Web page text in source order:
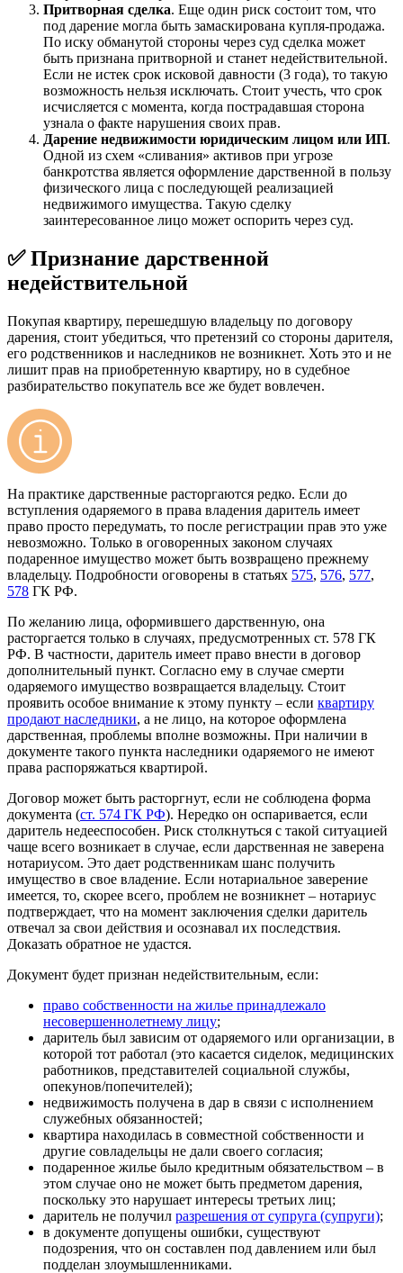
Притворная сделка. Еще один риск состоит том, что
под дарение могла быть замаскирована купля-продажа.
По иску обманутой стороны через суд сделка может
быть признана притворной и станет недействительной.
Если не истек срок исковой давности (3 года), то такую
возможность нельзя исключать. Стоит учесть, что срок
исчисляется с момента, когда пострадавшая сторона
узнала о факте нарушения своих прав.
Дарение недвижимости юридическим лицом или ИП.
Одной из схем «сливания» активов при угрозе
банкротства является оформление дарственной в пользу
физического лица с последующей реализацией
недвижимого имущества. Такую сделку
заинтересованное лицо может оспорить через суд.
✅ Признание дарственной
недействительной
Покупая квартиру, перешедшую владельцу по договору
дарения, стоит убедиться, что претензий со стороны дарителя,
его родственников и наследников не возникнет. Хоть это и не
лишит прав на приобретенную квартиру, но в судебное
разбирательство покупатель все же будет вовлечен.
На практике дарственные расторгаются редко. Если до
вступления одаряемого в права владения даритель имеет
право просто передумать, то после регистрации прав это уже
невозможно. Только в оговоренных законом случаях
подаренное имущество может быть возвращено прежнему
владельцу. Подробности оговорены в статьях 575, 576, 577,
578 ГК РФ.
По желанию лица, оформившего дарственную, она
расторгается только в случаях, предусмотренных ст. 578 ГК
РФ. В частности, даритель имеет право внести в договор
дополнительный пункт. Согласно ему в случае смерти
одаряемого имущество возвращается владельцу. Стоит
проявить особое внимание к этому пункту – если квартиру
продают наследники, а не лицо, на которое оформлена
дарственная, проблемы вполне возможны. При наличии в
документе такого пункта наследники одаряемого не имеют
права распоряжаться квартирой.
Договор может быть расторгнут, если не соблюдена форма
документа (ст. 574 ГК РФ). Нередко он оспаривается, если
даритель недееспособен. Риск столкнуться с такой ситуацией
чаще всего возникает в случае, если дарственная не заверена
нотариусом. Это дает родственникам шанс получить
имущество в свое владение. Если нотариальное заверение
имеется, то, скорее всего, проблем не возникнет – нотариус
подтверждает, что на момент заключения сделки даритель
отвечал за свои действия и осознавал их последствия.
Доказать обратное не удастся.
Документ будет признан недействительным, если:
право собственности на жилье принадлежало
несовершеннолетнему лицу;
даритель был зависим от одаряемого или организации, в
которой тот работал (это касается сиделок, медицинских
работников, представителей социальной службы,
опекунов/попечителей);
недвижимость получена в дар в связи с исполнением
служебных обязанностей;
квартира находилась в совместной собственности и
другие совладельцы не дали своего согласия;
подаренное жилье было кредитным обязательством – в
этом случае оно не может быть предметом дарения,
поскольку это нарушает интересы третьих лиц;
даритель не получил разрешения от супруга (супруги);
в документе допущены ошибки, существуют
подозрения, что он составлен под давлением или был
подделан злоумышленниками.